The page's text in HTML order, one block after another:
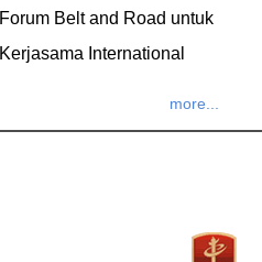
Forum Belt and Road untuk
Kerjasama International
more...